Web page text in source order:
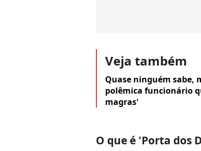
Veja também
Quase ninguém sabe,
polêmica funcionário
magras'
O que é 'Porta dos